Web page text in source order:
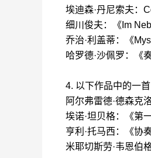
埃迪森·丹尼索夫 ：
细川俊夫 ： 《 Im
乔治·利盖蒂 ： 《
哈罗德·沙佩罗 ： 《
4. 以下作品中的一首
阿尔弗雷德·德森克
埃诺·坦贝格： 《第
亨利 ·托马西 ：
《协
米耶切斯劳·韦恩伯